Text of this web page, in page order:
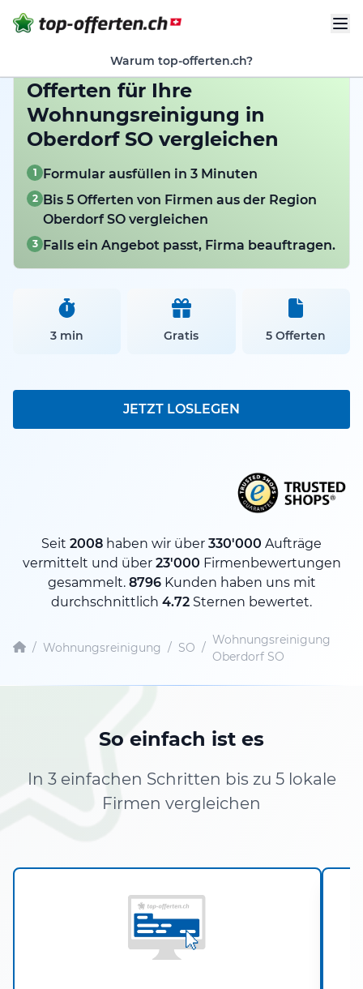
Warum top-offerten.ch?
Offerten für Ihre
Wohnungsreinigung in
Oberdorf SO vergleichen
1 Formular ausfüllen in 3 Minuten
2 Bis 5 Offerten von Firmen aus der Region
Oberdorf SO vergleichen
3 Falls ein Angebot passt, Firma beauftragen.
3 min Gratis 5 Offerten
JETZT LOSLEGEN
Seit 2008 haben wir über 330'000 Aufträge
vermittelt und über 23'000 Firmenbewertungen
gesammelt. 8796Kunden haben uns mit
durchschnittlich 4.72 Sternen bewertet.
/ Wohnungsreinigung / SO /
Wohnungsreinigung
Oberdorf SO
So einfach ist es
In 3 einfachen Schritten bis zu 5 lokale
Firmen vergleichen